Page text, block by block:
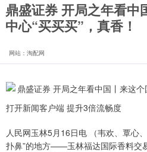
鼎盛证券 开局之年看中
中心“买买买”，真香！
网站：淘配网
打开新闻客户端 提升3倍流畅度
人民网玉林5月16日电 （韦欢、覃心
扑鼻”的地方——玉林福达国际香料交